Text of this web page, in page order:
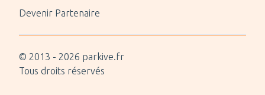
Devenir Partenaire
© 2013 - 2026 parkive.fr
Tous droits réservés